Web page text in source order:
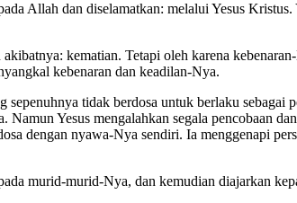
Allah dan diselamatkan: melalui Yesus
kematian. Tetapi oleh karena
kebenaran dan keadilan-Nya.
tidak berdosa untuk berlaku
Yesus mengalahkan segala pencobaan
dengan nyawa-Nya sendiri. Ia menggenapi
murid-murid-Nya, dan kemudian diajarkan